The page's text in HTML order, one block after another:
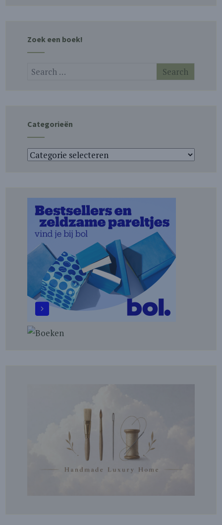
Zoek een boek!
Categorieën
Categorieën